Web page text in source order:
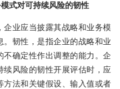
式对可持续风险的韧性
业应当披露其战略和业务模
韧性，是指企业的战略和业
确定性作出调整的能力。企
续风险的韧性开展评估时，应
方法和关键假设、输入值或者